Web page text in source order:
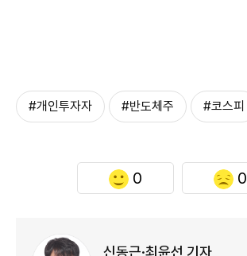
#개인투자자 #반도체주 #코스피
0 0
신동근·최윤선 기자